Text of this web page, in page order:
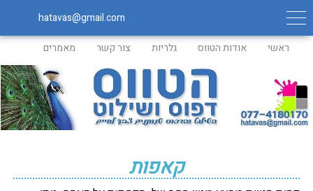
ראשי אודות הטווס גלריות צור קשר מאמרים
קאפות
hatavas@gmail.com